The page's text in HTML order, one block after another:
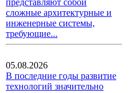
представляют собой
сложные архитектурные и
инженерные системы,
требующие...
05.08.2026
В последние годы развитие
технологий значительно